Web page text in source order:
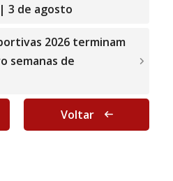
3 de agosto
2026 terminam
semanas de
Voltar